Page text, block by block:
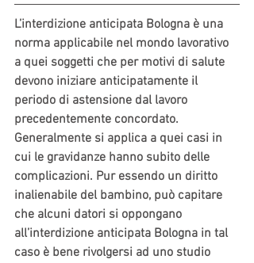
L’interdizione anticipata Bologna è una
norma applicabile nel mondo lavorativo
a quei soggetti che per motivi di salute
devono iniziare anticipatamente il
periodo di astensione dal lavoro
precedentemente concordato.
Generalmente si applica a quei casi in
cui le gravidanze hanno subito delle
complicazioni. Pur essendo un diritto
inalienabile del bambino, può capitare
che alcuni datori si oppongano
all’interdizione anticipata Bologna in tal
caso è bene rivolgersi ad uno studio